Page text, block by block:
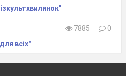
культури.
7885
0
всіх"